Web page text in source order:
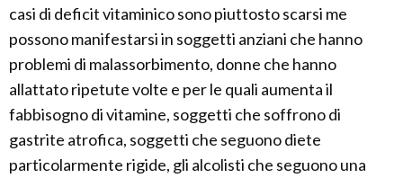
casi di deficit vitaminico sono piuttosto scarsi me
possono manifestarsi in soggetti anziani che hanno
problemi di malassorbimento, donne che hanno
allattato ripetute volte e per le quali aumenta il
fabbisogno di vitamine, soggetti che soffrono di
gastrite atrofica, soggetti che seguono diete
particolarmente rigide, gli alcolisti che seguono una